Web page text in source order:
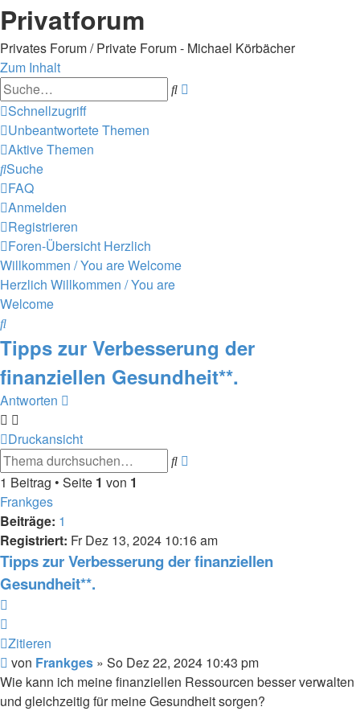
Privatforum
Privates Forum / Private Forum - Michael Körbächer
Zum Inhalt
Suche
Schnellzugriff
Unbeantwortete Themen
Aktive Themen
Suche
FAQ
Anmelden
Registrieren
Foren-Übersicht Herzlich
Willkommen / You are Welcome
Herzlich Willkommen / You are
Welcome
Suche
Tipps zur Verbesserung der
finanziellen Gesundheit**.
Antworten
Druckansicht
Suche
1 Beitrag • Seite 1 von 1
Frankges
Beiträge: 1
Registriert: Fr Dez 13, 2024 10:16 am
Tipps zur Verbesserung der finanziellen
Gesundheit**.
Zitieren
Beitrag
von Frankges » So Dez 22, 2024 10:43 pm
Wie kann ich meine finanziellen Ressourcen besser verwalten
und gleichzeitig für meine Gesundheit sorgen?